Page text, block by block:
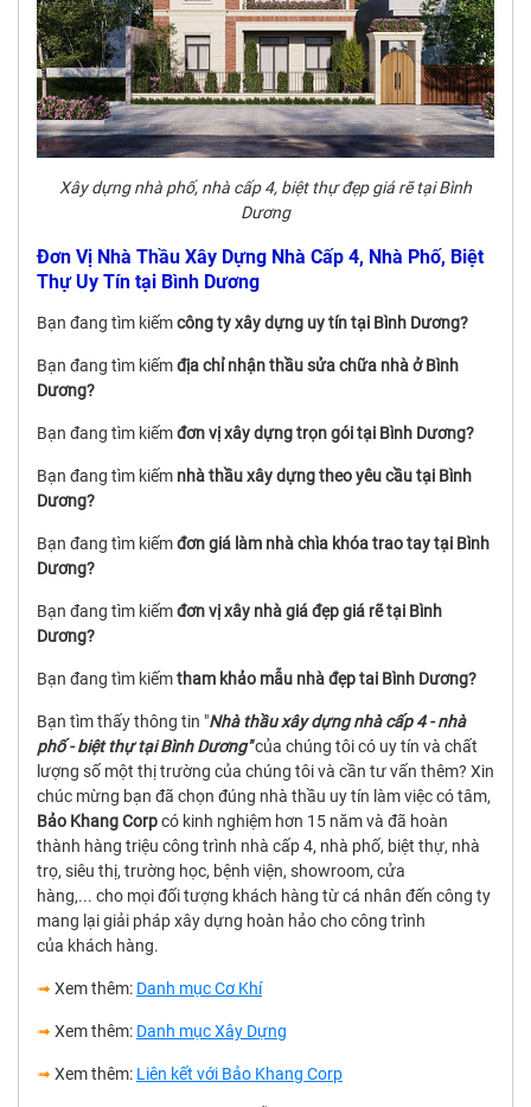
Xây dựng nhà phố, nhà cấp 4, biệt thự đẹp giá rẽ tại Bình
Dương
Đơn Vị Nhà Thầu Xây Dựng Nhà Cấp 4, Nhà Phố, Biệt
Thự Uy Tín tại Bình Dương
Bạn đang tìm kiếmcông ty xây dựng uy tín tại Bình Dương?
Bạn đang tìm kiếmđịa chỉ nhận thầu sửa chữa nhà ở Bình
Dương?
Bạn đang tìm kiếmđơn vị xây dựng trọn gói tại Bình Dương?
Bạn đang tìm kiếm nhà thầu xây dựng theo yêu cầu tại Bình
Dương?
Bạn đang tìm kiếmđơn giá làm nhà chìa khóa trao tay tại Bình
Dương?
Bạn đang tìm kiếmđơn vị xây nhà giá đẹp giá rẽ tại Bình
Dương?
Bạn đang tìm kiếmtham khảo mẫu nhà đẹp tai Bình Dương?
Bạn tìm thấy thông tin "Nhà thầu xây dựng nhà cấp 4 - nhà
phố - biệt thự tại Bình Dương"của chúng tôi có uy tín và chất
lượng số một thị trường của chúng tôi và cần tư vấn thêm? Xin
chúc mừng bạn đã chọn đúng nhà thầu uy tín làm việc có tâm,
Bảo Khang Corpcó kinh nghiệm hơn 15 năm và đã hoàn
thành hàng triệu công trình nhà cấp 4, nhà phố, biệt thự, nhà
trọ, siêu thị, trường học, bệnh viện, showroom, cửa
hàng,... cho mọi đối tượng khách hàng từ cá nhân đến công ty
mang lại giải pháp xây dựng hoàn hảo cho công trình
của khách hàng.
➟ Xem thêm: Danh mục Cơ Khí
➟ Xem thêm: Danh mục Xây Dựng
➟ Xem thêm: Liên kết với Bảo Khang Corp